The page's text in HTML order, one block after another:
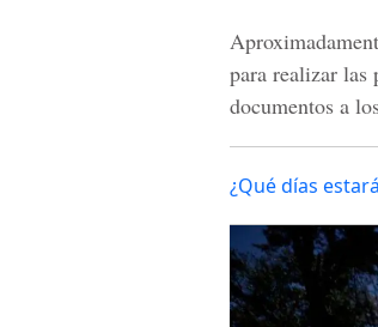
para realizar las
documentos a
¿Qué días